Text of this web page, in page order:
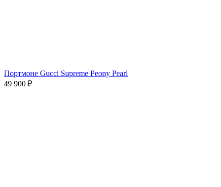
Портмоне Gucci Supreme Peony Pearl
49 900 ₽